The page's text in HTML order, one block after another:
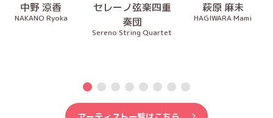
中野 涼香
NAKANO Ryoka
セレーノ弦楽四重
奏団
Sereno String Quartet
萩原 麻未
HAGIWARA Mami